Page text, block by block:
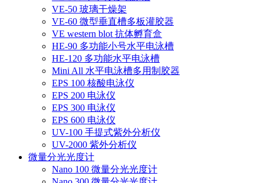
VE-50 玻璃干燥架
VE-60 微型垂直槽多板灌胶器
VE western blot 抗体孵育盒
HE-90 多功能小号水平电泳槽
HE-120 多功能水平电泳槽
Mini All 水平电泳槽多用制胶器
EPS 100 核酸电泳仪
EPS 200 电泳仪
EPS 300 电泳仪
EPS 600 电泳仪
UV-100 手提式紫外分析仪
UV-2000 紫外分析仪
微量分光光度计
Nano 100 微量分光光度计